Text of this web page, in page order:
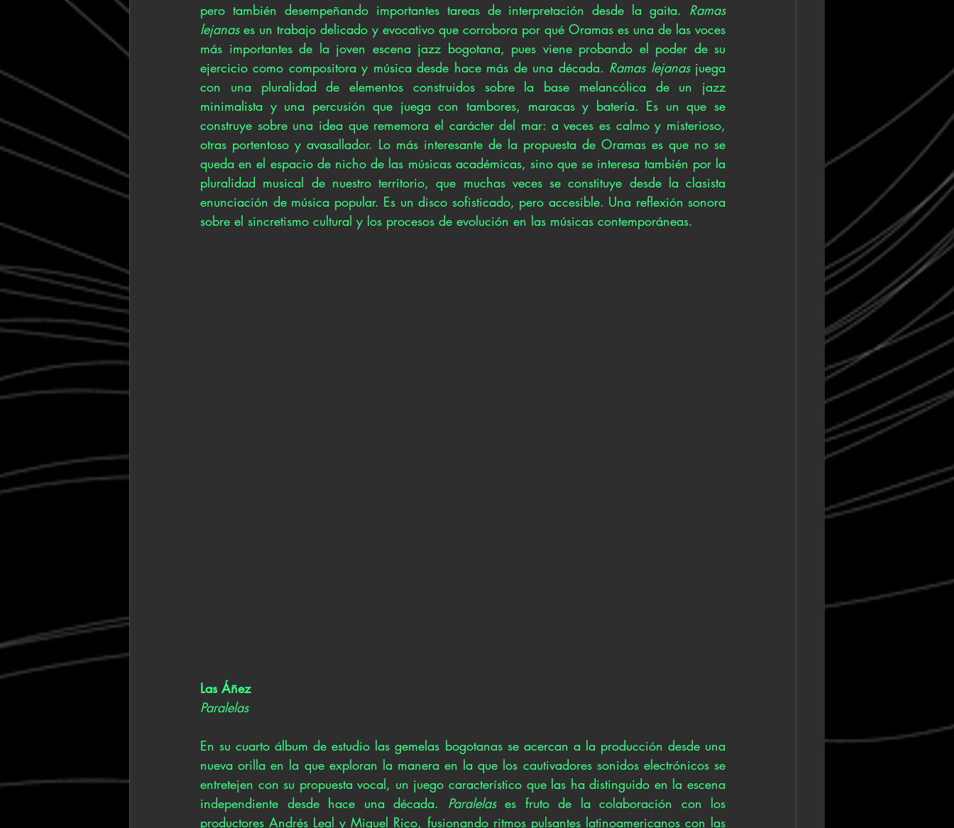
pero también desempeñando importantes tareas de interpretación desde la gaita. Ramas
lejanas es un trabajo delicado y evocativo que corrobora por qué Oramas es una de las voces
más importantes de la joven escena jazz bogotana, pues viene probando el poder de su
ejercicio como compositora y música desde hace más de una década. Ramas lejanas juega
con una pluralidad de elementos construidos sobre la base melancólica de un jazz
minimalista y una percusión que juega con tambores, maracas y batería. Es un que se
construye sobre una idea que rememora el carácter del mar: a veces es calmo y misterioso,
otras portentoso y avasallador. Lo más interesante de la propuesta de Oramas es que no se
queda en el espacio de nicho de las músicas académicas, sino que se interesa también por la
pluralidad musical de nuestro territorio, que muchas veces se constituye desde la clasista
enunciación de música popular. Es un disco sofisticado, pero accesible. Una reflexión sonora
sobre el sincretismo cultural y los procesos de evolución en las músicas contemporáneas.
Las Áñez
Paralelas
En su cuarto álbum de estudio las gemelas bogotanas se acercan a la producción desde una
nueva orilla en la que exploran la manera en la que los cautivadores sonidos electrónicos se
entretejen con su propuesta vocal, un juego característico que las ha distinguido en la escena
independiente desde hace una década. Paralelas es fruto de la colaboración con los
productores Andrés Leal y Miguel Rico, fusionando ritmos pulsantes latinoamericanos con las